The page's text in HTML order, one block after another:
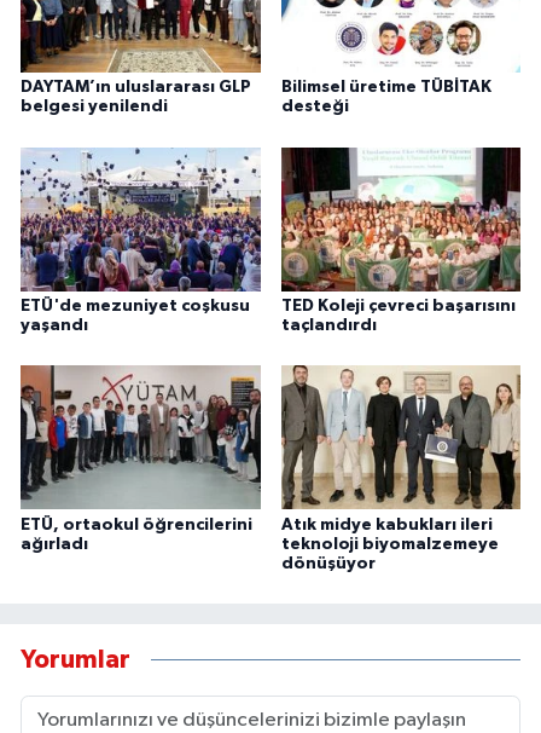
DAYTAM’ın uluslararası GLP
belgesi yenilendi
Bilimsel üretime TÜBİTAK
desteği
ETÜ'de mezuniyet coşkusu
yaşandı
TED Koleji çevreci başarısını
taçlandırdı
ETÜ, ortaokul öğrencilerini
ağırladı
Atık midye kabukları ileri
teknoloji biyomalzemeye
dönüşüyor
Yorumlar